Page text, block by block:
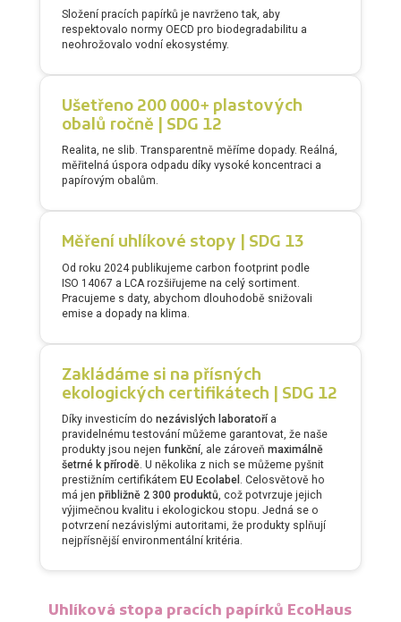
Složení pracích papírků je navrženo tak, aby
respektovalo normy OECD pro biodegradabilitu a
neohrožovalo vodní ekosystémy.
Ušetřeno 200 000+ plastových
obalů ročně | SDG 12
Realita, ne slib. Transparentně měříme dopady. Reálná,
měřitelná úspora odpadu díky vysoké koncentraci a
papírovým obalům.
Měření uhlíkové stopy | SDG 13
Od roku 2024 publikujeme carbon footprint podle
ISO 14067 a LCA rozšiřujeme na celý sortiment.
Pracujeme s daty, abychom dlouhodobě snižovali
emise a dopady na klima.
Zakládáme si na přísných
ekologických certifikátech | SDG 12
Díky investicím do nezávislých laboratoří a
pravidelnému testování můžeme garantovat, že naše
produkty jsou nejen funkční, ale zároveň maximálně
šetrné k přírodě. U několika z nich se můžeme pyšnit
prestižním certifikátem EU Ecolabel . Celosvětově ho
má jen přibližně 2 300 produktů, což potvrzuje jejich
výjimečnou kvalitu i ekologickou stopu. Jedná se o
potvrzení nezávislými autoritami, že produkty splňují
nejpřísnější environmentální kritéria.
Uhlíková stopa pracích papírků EcoHaus